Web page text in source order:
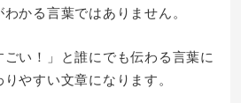
かる言葉ではありません。
い！」と誰にでも伝わる言葉に
やすい文章になります。